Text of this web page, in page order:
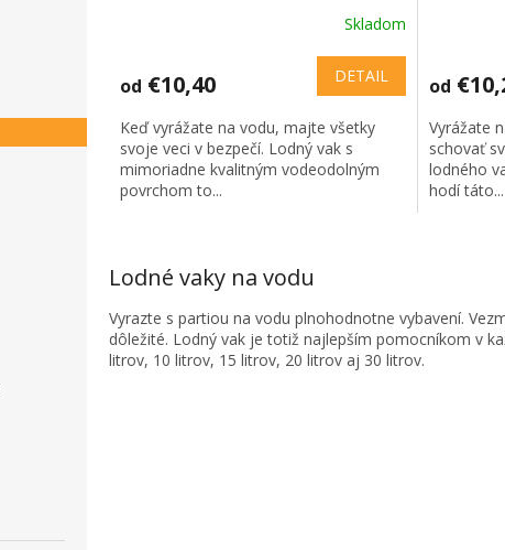
je
z
5
hviezdičiek.
Skladom
od €10,40 DETAIL
Keď vyrážate na vodu, majte všetky
svoje veci v bezpečí. Lodný vak s
mimoriadne kvalitným vodeodolným
povrchom to...
od
Vyrážate
schovať
lodného
hodí táto...
Lodné vaky na vodu
Vyrazte s partiou na vodu plnohodnotne vybavení.
dôležité. Lodný vak je totiž najlepším pomocníkom v
litrov, 10 litrov, 15 litrov, 20 litrov aj 30 litrov.